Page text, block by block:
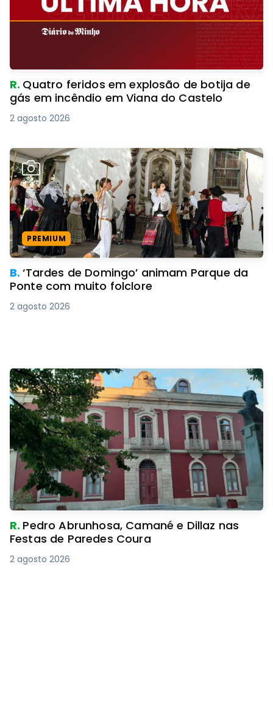
R. Quatro feridos em explosão de botija de
gás em incêndio em Viana do Castelo
2 agosto 2026
PREMIUM
B.‘Tardes de Domingo’ animam Parque da
Ponte com muito folclore
2 agosto 2026
R. Pedro Abrunhosa, Camané e Dillaz nas
Festas de Paredes Coura
2 agosto 2026